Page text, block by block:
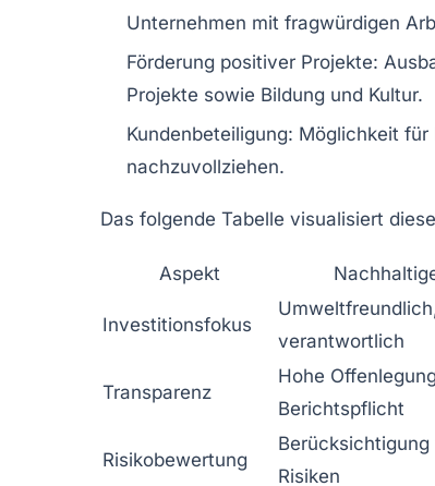
Unternehmen mit fragwürdigen
Förderung positiver Projekte:
Projekte sowie Bildung und Kultur.
Kundenbeteiligung: Möglichkeit für
nachzuvollziehen.
Das folgende Tabelle visualisiert
Aspekt
Investitionsfokus
verantwortlich
Transparenz
Hohe
Berichtspflicht
Risikobewertung
Berücksichtigung
Risiken